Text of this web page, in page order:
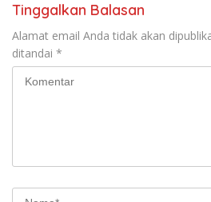
Tinggalkan Balasan
Alamat email Anda tidak akan
ditandai *